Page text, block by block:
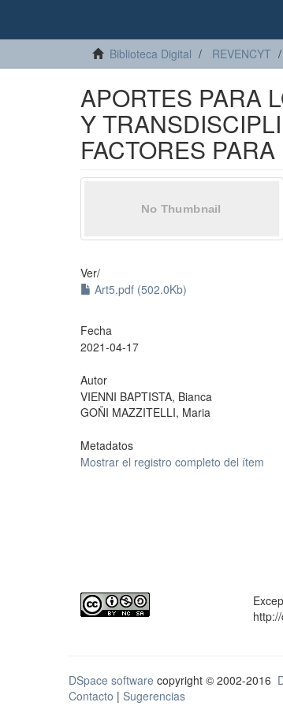
Biblioteca Digital REVENCYT
APORTES PARA
Y
FACTORES
Ver/
Art5.pdf (502.0Kb)
Fecha
2021-04-17
Autor
VIENNI BAPTISTA, Bianca
GOÑI MAZZITELLI, Maria
Metadatos
Mostrar el registro completo del ítem
DSpace software copyright © 2002-2016
Contacto | Sugerencias